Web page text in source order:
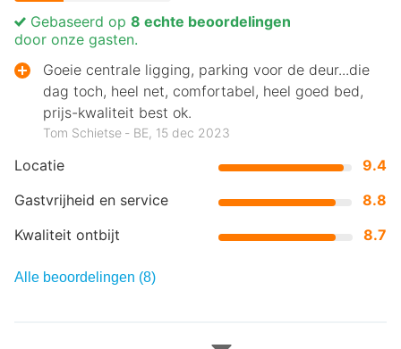
Locatie
9.4
Gastvrijheid en service
8.8
Kwaliteit ontbijt
8.7
Gebaseerd op 8 echte beoordelingen
door onze gasten.
Goeie centrale ligging, parking voor de deur...die
dag toch, heel net, comfortabel, heel goed bed,
prijs-kwaliteit best ok.
Tom Schietse ‐ BE, 15 dec 2023
Alle beoordelingen (8)